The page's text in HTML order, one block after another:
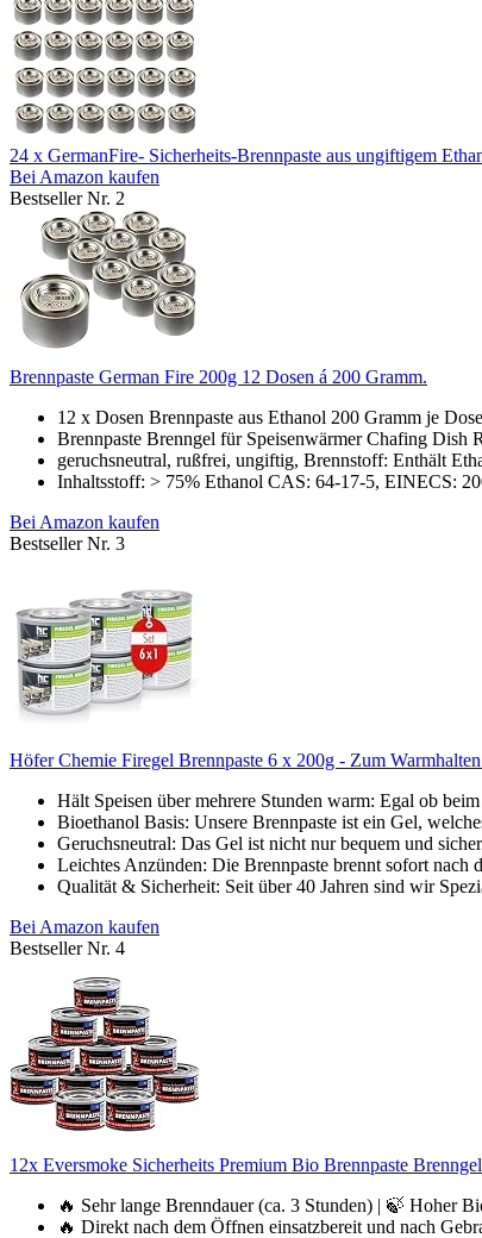
24 x GermanFire- Sicherheits-Brennpaste aus ungiftigem
Bei Amazon kaufen
Bestseller Nr. 2
Brennpaste German Fire 200g 12 Dosen á 200 Gramm.
12 x Dosen Brennpaste aus Ethanol 200 Gramm je
Brennpaste Brenngel für Speisenwärmer Chafing Dish
geruchsneutral, rußfrei, ungiftig, Brennstoff: Enthält
Inhaltsstoff: > 75% Ethanol CAS: 64-17-5, EINECS:
Bei Amazon kaufen
Bestseller Nr. 3
Höfer Chemie Firegel Brennpaste 6 x 200g - Zum
Hält Speisen über mehrere Stunden warm: Egal ob
Bioethanol Basis: Unsere Brennpaste ist ein Gel,
Geruchsneutral: Das Gel ist nicht nur bequem und
Leichtes Anzünden: Die Brennpaste brennt sofort nach
Qualität & Sicherheit: Seit über 40 Jahren sind wir
Bei Amazon kaufen
Bestseller Nr. 4
12x Eversmoke Sicherheits Premium Bio Brennpaste
🔥 Sehr lange Brenndauer (ca. 3 Stunden) | 🍃 Hoher
🔥 Direkt nach dem Öffnen einsatzbereit und nach